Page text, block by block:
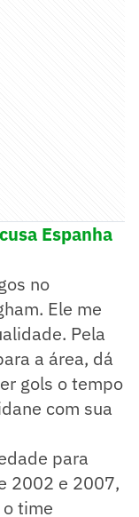
Espanha
no
Ele me
Pela
a área, dá
gols o tempo
com sua
para
2002 e 2007,
time